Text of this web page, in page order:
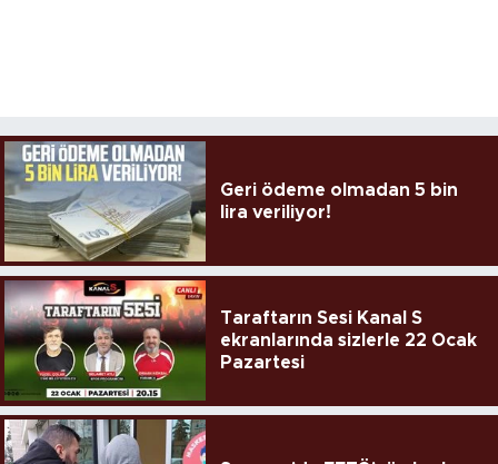
Geri ödeme olmadan 5 bin
lira veriliyor!
Taraftarın Sesi Kanal S
ekranlarında sizlerle 22 Ocak
Pazartesi